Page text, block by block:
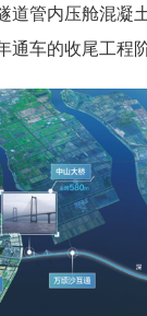
道管内压舱混凝
通车的收尾工程阶